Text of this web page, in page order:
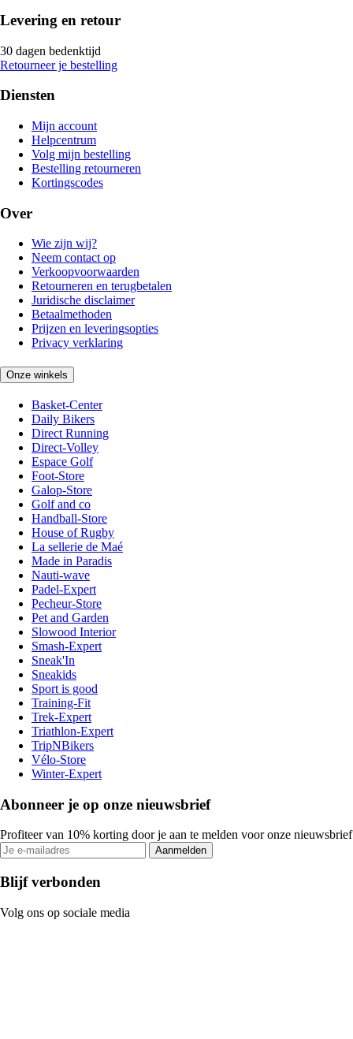
Levering en retour
30 dagen bedenktijd
Retourneer je bestelling
Diensten
Mijn account
Helpcentrum
Volg mijn bestelling
Bestelling retourneren
Kortingscodes
Over
Wie zijn wij?
Neem contact op
Verkoopvoorwaarden
Retourneren en terugbetalen
Juridische disclaimer
Betaalmethoden
Prijzen en leveringsopties
Privacy verklaring
Onze winkels
Basket-Center
Daily Bikers
Direct Running
Direct-Volley
Espace Golf
Foot-Store
Galop-Store
Golf and co
Handball-Store
House of Rugby
La sellerie de Maé
Made in Paradis
Nauti-wave
Padel-Expert
Pecheur-Store
Pet and Garden
Slowood Interior
Smash-Expert
Sneak'In
Sneakids
Sport is good
Training-Fit
Trek-Expert
Triathlon-Expert
TripNBikers
Vélo-Store
Winter-Expert
Abonneer je op onze nieuwsbrief
Profiteer van 10% korting door je aan te melden voor onze nieuwsbrief
Aanmelden
Blijf verbonden
Volg ons op sociale media